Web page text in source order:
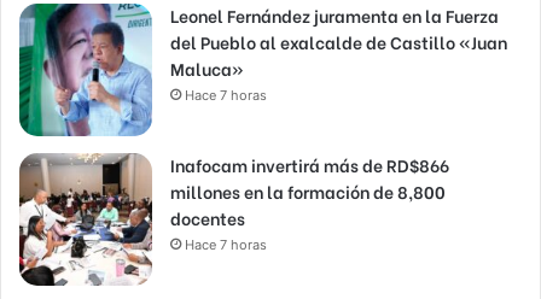
Leonel Fernández juramenta en la Fuerza
del Pueblo al exalcalde de Castillo «Juan
Maluca»
Hace 7 horas
Inafocam invertirá más de RD$866
millones en la formación de 8,800
docentes
Hace 7 horas